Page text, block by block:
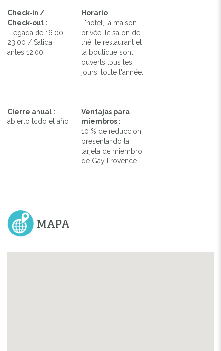
Check-in /
Check-out :
Llegada de 16.00 -
23.00 / Salida
antes 12.00
Horario :
L'hôtel, la maison
privée, le salon de
thé, le restaurant et
la boutique sont
ouverts tous les
jours, toute l'année.
Cierre anual :
abierto todo el año
Ventajas para
miembros :
10 % de reduccion
presentando la
tarjeta de miembro
de Gay Provence
MAPA